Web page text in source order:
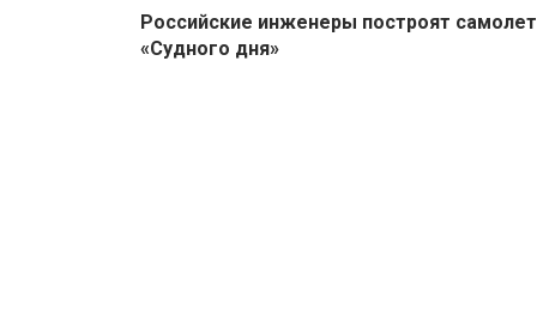
Российские инженеры построят самолет
«Судного дня»